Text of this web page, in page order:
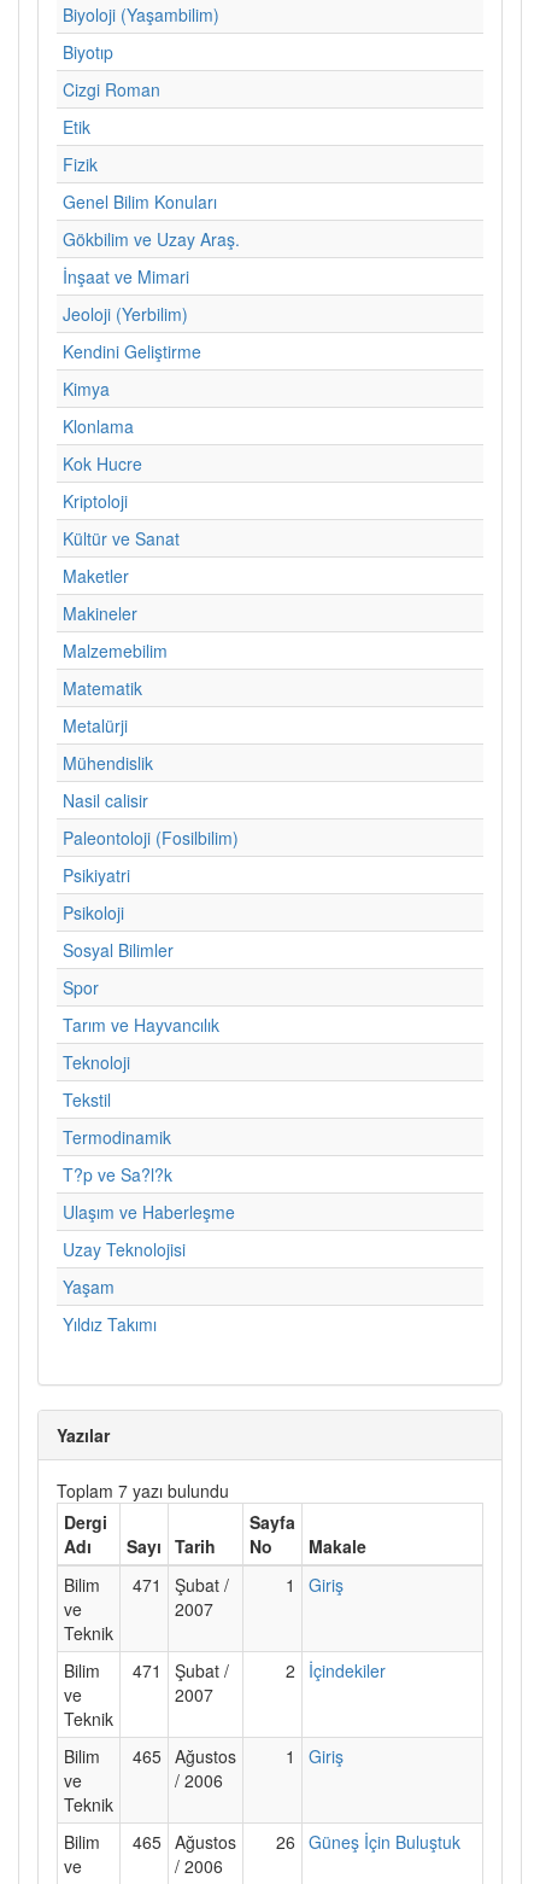
Biyoloji (Yaşambilim)
Biyotıp
Cizgi Roman
Etik
Fizik
Genel Bilim Konuları
Gökbilim ve Uzay Araş.
İnşaat ve Mimari
Jeoloji (Yerbilim)
Kendini Geliştirme
Kimya
Klonlama
Kok Hucre
Kriptoloji
Kültür ve Sanat
Maketler
Makineler
Malzemebilim
Matematik
Metalürji
Mühendislik
Nasil calisir
Paleontoloji (Fosilbilim)
Psikiyatri
Psikoloji
Sosyal Bilimler
Spor
Tarım ve Hayvancılık
Teknoloji
Tekstil
Termodinamik
T?p ve Sa?l?k
Ulaşım ve Haberleşme
Uzay Teknolojisi
Yaşam
Yıldız Takımı
Yazılar
Toplam 7 yazı bulundu
Dergi
Adı
Sayı Tarih
Sayfa
No
Makale
Bilim
ve
Teknik
471
Şubat /
2007
1 Giriş
Bilim
ve
Teknik
471
Şubat /
2007
2 İçindekiler
Bilim
ve
Teknik
465 Ağustos
/ 2006
1 Giriş
Bilim
ve
465 Ağustos
/ 2006
26 Güneş İçin Buluştuk